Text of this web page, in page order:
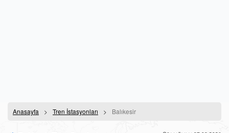
Anasayfa Tren İstasyonları Balıkesir